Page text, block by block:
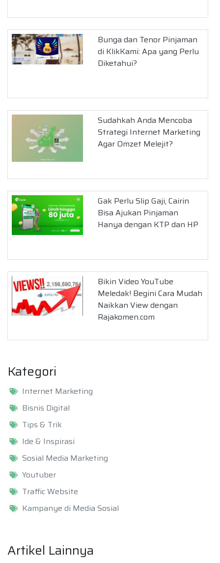
Bunga dan Tenor Pinjaman
di KlikKami: Apa yang Perlu
Diketahui?
Sudahkah Anda Mencoba
Strategi Internet Marketing
Agar Omzet Melejit?
Gak Perlu Slip Gaji, Cairin
Bisa Ajukan Pinjaman
Hanya dengan KTP dan HP
Bikin Video YouTube
Meledak! Begini Cara Mudah
Naikkan View dengan
Rajakomen.com
Kategori
Internet Marketing
Bisnis Digital
Tips & Trik
Ide & Inspirasi
Sosial Media Marketing
Youtuber
Traffic Website
Kampanye di Media Sosial
Artikel Lainnya